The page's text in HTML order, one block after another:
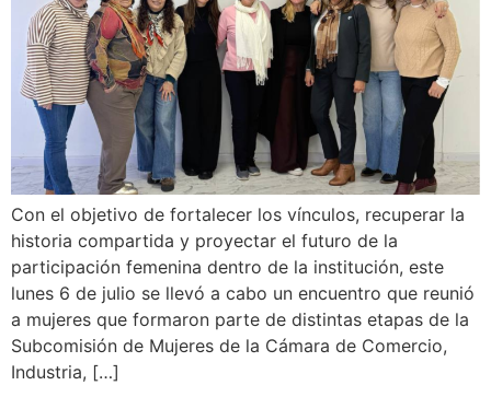
Con el objetivo de fortalecer los vínculos, recuperar la
historia compartida y proyectar el futuro de la
participación femenina dentro de la institución, este
lunes 6 de julio se llevó a cabo un encuentro que reunió
a mujeres que formaron parte de distintas etapas de la
Subcomisión de Mujeres de la Cámara de Comercio,
Industria, […]